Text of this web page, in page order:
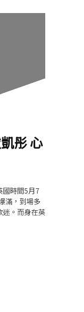
彤 心
國時間5月7
滿，到場多
迷。而身在英